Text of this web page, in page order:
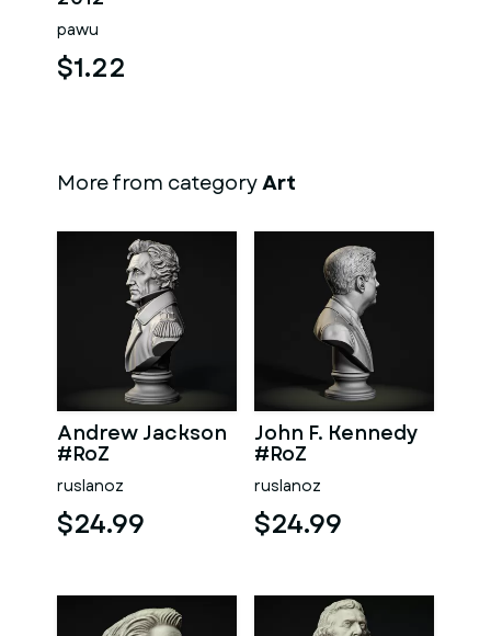
pawu
$1.22
More from categoryArt
Andrew Jackson
#RoZ
ruslanoz
$24.99
John F. Kennedy
#RoZ
ruslanoz
$24.99